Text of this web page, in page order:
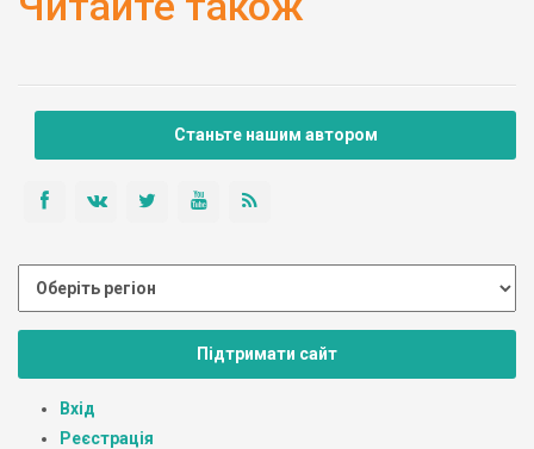
Станьте нашим автором
Підтримати сайт
Вхід
Реєстрація